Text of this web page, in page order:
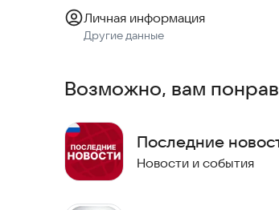
Личная информация
Другие данные
Возможно, вам
Последние
Новости и события